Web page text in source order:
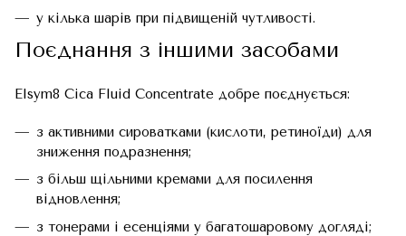
у кілька шарів при підвищеній чутливості.
Поєднання з іншими засобами
Elsym8 Cica Fluid Concentrate добре поєднується:
з активними сироватками (кислоти, ретиноїди) для
зниження подразнення;
з більш щільними кремами для посилення
відновлення;
з тонерами і есенціями у багатошаровому догляді;